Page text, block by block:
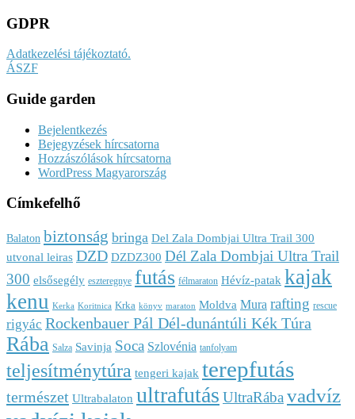
GDPR
Adatkezelési tájékoztató.
ÁSZF
Guide garden
Bejelentkezés
Bejegyzések hírcsatorna
Hozzászólások hírcsatorna
WordPress Magyarország
Címkefelhő
Balaton biztonság bringa Del Zala Dombjai Ultra Trail 300
utvonal leiras DZD DZDZ300 Dél Zala Dombjai Ultra Trail
300 elsősegély eszteregnye futás félmaraton Hévíz-patak kajak
kenu Kerka Koritnica Krka könyv maraton Moldva Mura rafting rescue
rigyác Rockenbauer Pál Dél-dunántúli Kék Túra
Rába Salza Savinja Soca Szlovénia tanfolyam
teljesítménytúra tengeri kajak terepfutás
természet Ultrabalaton ultrafutás UltraRába vadvíz